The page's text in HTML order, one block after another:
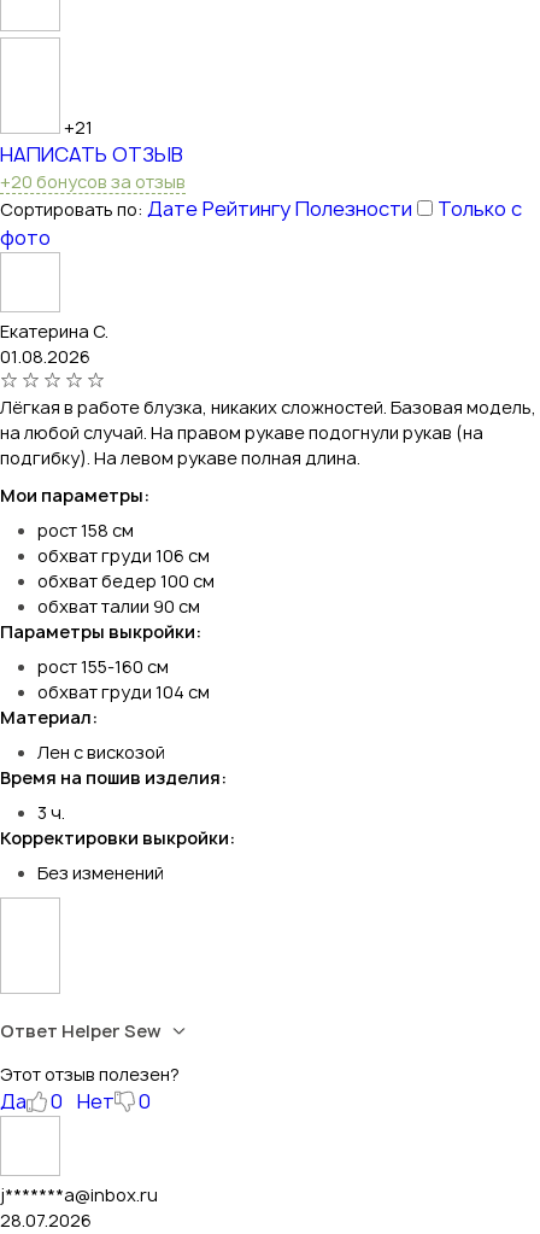
+21
НАПИСАТЬ ОТЗЫВ
+20 бонусов за отзыв
Сортировать по: ДатеРейтингуПолезности
Только с
фото
Екатерина С.
01.08.2026
Лёгкая в работе блузка, никаких сложностей. Базовая модель,
на любой случай. На правом рукаве подогнули рукав (на
подгибку). На левом рукаве полная длина.
Мои параметры:
рост 158 см
обхват груди 106 см
обхват бедер 100 см
обхват талии 90 см
Параметры выкройки:
рост 155-160 см
обхват груди 104 см
Материал:
Лен с вискозой
Время на пошив изделия:
3 ч.
Корректировки выкройки:
Без изменений
Ответ Helper Sew
Этот отзыв полезен?
Да 0 Нет 0
j*******a@inbox.ru
28.07.2026